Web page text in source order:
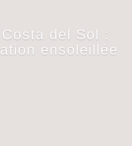
del Sol :
ensoleillée